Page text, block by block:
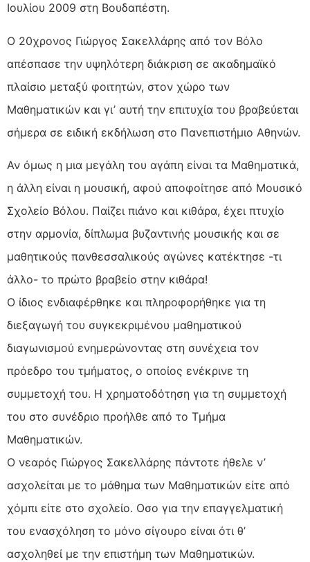
Ιουλίου 2009 στη Βουδαπέστη.
Ο 20χρονος Γιώργος Σακελλάρης από τον Βόλο
απέσπασε την υψηλότερη διάκριση σε ακαδημαϊκό
πλαίσιο μεταξύ φοιτητών, στον χώρο των
Μαθηματικών και γι’ αυτή την επιτυχία του βραβεύεται
σήμερα σε ειδική εκδήλωση στο Πανεπιστήμιο Αθηνών.
Αν όμως η μια μεγάλη του αγάπη είναι τα Μαθηματικά,
η άλλη είναι η μουσική, αφού αποφοίτησε από Μουσικό
Σχολείο Βόλου. Παίζει πιάνο και κιθάρα, έχει πτυχίο
στην αρμονία, δίπλωμα βυζαντινής μουσικής και σε
μαθητικούς πανθεσσαλικούς αγώνες κατέκτησε -τι
άλλο- το πρώτο βραβείο στην κιθάρα!
Ο ίδιος ενδιαφέρθηκε και πληροφορήθηκε για τη
διεξαγωγή του συγκεκριμένου μαθηματικού
διαγωνισμού ενημερώνοντας στη συνέχεια τον
πρόεδρο του τμήματος, ο οποίος ενέκρινε τη
συμμετοχή του. Η χρηματοδότηση για τη συμμετοχή
του στο συνέδριο προήλθε από το Τμήμα
Μαθηματικών.
Ο νεαρός Γιώργος Σακελλάρης πάντοτε ήθελε ν’
ασχολείται με το μάθημα των Μαθηματικών είτε από
χόμπι είτε στο σχολείο. Οσο για την επαγγελματική
του ενασχόληση το μόνο σίγουρο είναι ότι θ’
ασχοληθεί με την επιστήμη των Μαθηματικών.